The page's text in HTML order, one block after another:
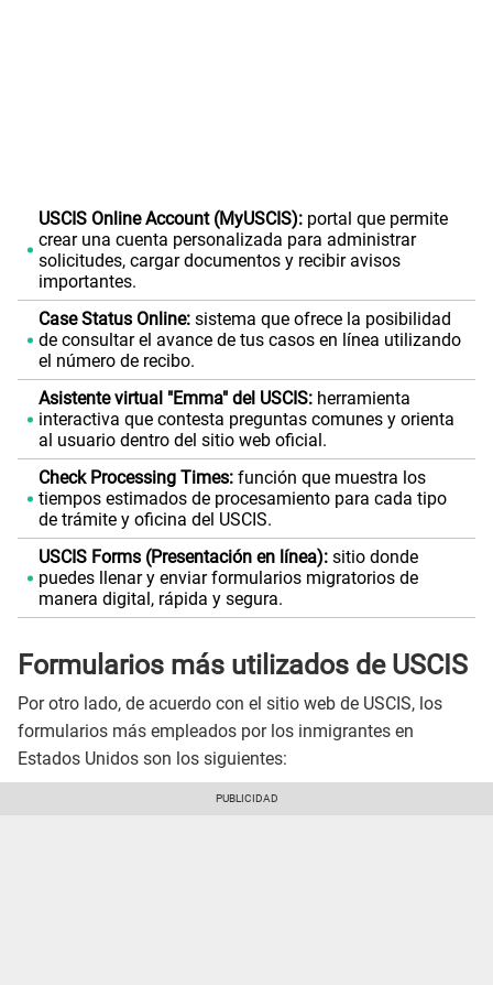
USCIS Online Account (MyUSCIS):portal que permite
crear una cuenta personalizada para administrar
solicitudes, cargar documentos y recibir avisos
importantes.
Case Status Online:sistema que ofrece la posibilidad
de consultar el avance de tus casos en línea utilizando
el número de recibo.
Asistente virtual "Emma" del USCIS:herramienta
interactiva que contesta preguntas comunes y orienta
al usuario dentro del sitio web oficial.
Check Processing Times:función que muestra los
tiempos estimados de procesamiento para cada tipo
de trámite y oficina del USCIS.
USCIS Forms (Presentación en línea):sitio donde
puedes llenar y enviar formularios migratorios de
manera digital, rápida y segura.
Formularios más utilizados de USCIS
Por otro lado, de acuerdo con el sitio web de USCIS, los
formularios más empleados por los inmigrantes en
Estados Unidos son los siguientes: